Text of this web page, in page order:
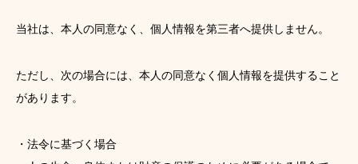
当社は、本人の同意なく、個人情報を第三者へ提供しません。
ただし、次の場合には、本人の同意なく個人情報を提供すること
があります。
・法令に基づく場合